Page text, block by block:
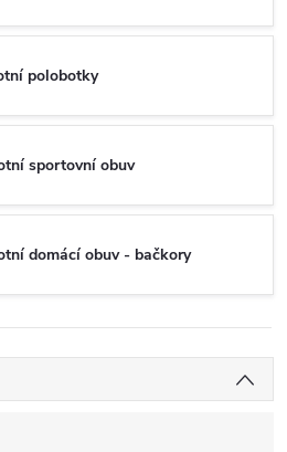
polobotky
sportovní obuv
domácí obuv - bačkory